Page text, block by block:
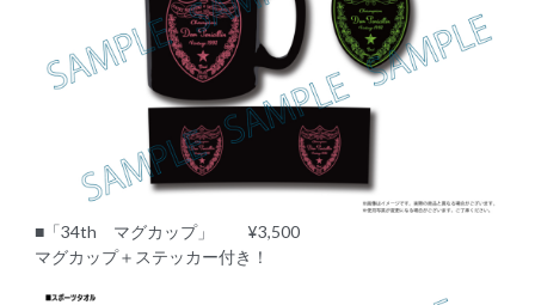
■「34th マグカップ」 ¥3,500
マグカップ＋ステッカー付き！